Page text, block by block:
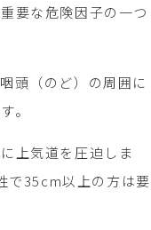
要な危険因子の一つ
頭（のど）の周囲に
。
上気道を圧迫しま
で35cm以上の方は要